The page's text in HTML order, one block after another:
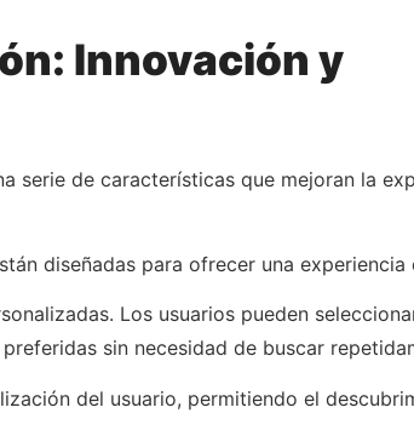
Innovación y
serie de características que mejoran la
diseñadas para ofrecer una experiencia
Los usuarios pueden
sin necesidad de buscar
del usuario, permitiendo el